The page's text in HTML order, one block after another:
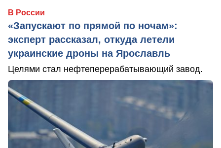
В России
«Запускают по прямой по ночам»:
эксперт рассказал, откуда летели
украинские дроны на Ярославль
Целями стал нефтеперерабатывающий завод.